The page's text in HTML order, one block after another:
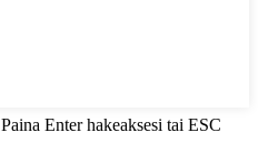
Paina Enter hakeaksesi tai ESC